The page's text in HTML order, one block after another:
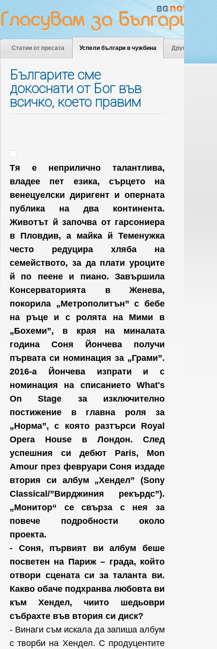
Статии от пресата Успели българи в чужбина Други
Българите сме
докоснати от Бог във
всичко, което правим
Тя е неприлично талантлива,
владее пет езика, сърцето на
венецуелски диригент и оперната
публика на два континента.
Животът й започва от гарсониера
в Пловдив, а майка й Теменужка
често редуцира хляба на
семейството, за да плати уроците
й по пеене и пиано. Завършила
Консерваторията в Женева,
покорила „Метрополитън” с бебе
на ръце и с ролята на Мими в
„Бохеми”, в края на миналата
година Соня Йончева получи
първата си номинация за „Грами”.
2016-а Йончева изпрати и с
номинация на списанието What's
On Stage за изключително
постижение в главна роля за
„Норма”, с която разтърси Royal
Opera House в Лондон. След
успешния си дебют Paris, Mon
Amour през февруари Соня издаде
втория си албум „Хендел” (Sony
Classical/”Вирджиния рекърдс”).
„Монитор“ се свърза с нея за
повече подробности около
проекта.
- Соня, първият ви албум беше
посветен на Париж – града, който
отвори сцената си за таланта ви.
Какво обаче подхранва любовта ви
към Хендел, чиито шедьоври
събрахте във втория си диск?
- Винаги съм искала да запиша албум
с творби на Хендел. С продуцентите